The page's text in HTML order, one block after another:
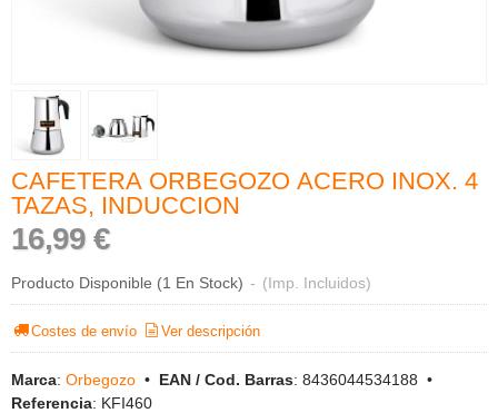
CAFETERA ORBEGOZO ACERO INOX. 4
TAZAS, INDUCCION
16,99 €
Producto Disponible (1 En Stock) - (Imp. Incluidos)
Costes de envío Ver descripción
Marca: Orbegozo • EAN / Cod. Barras: 8436044534188 •
Referencia: KFI460